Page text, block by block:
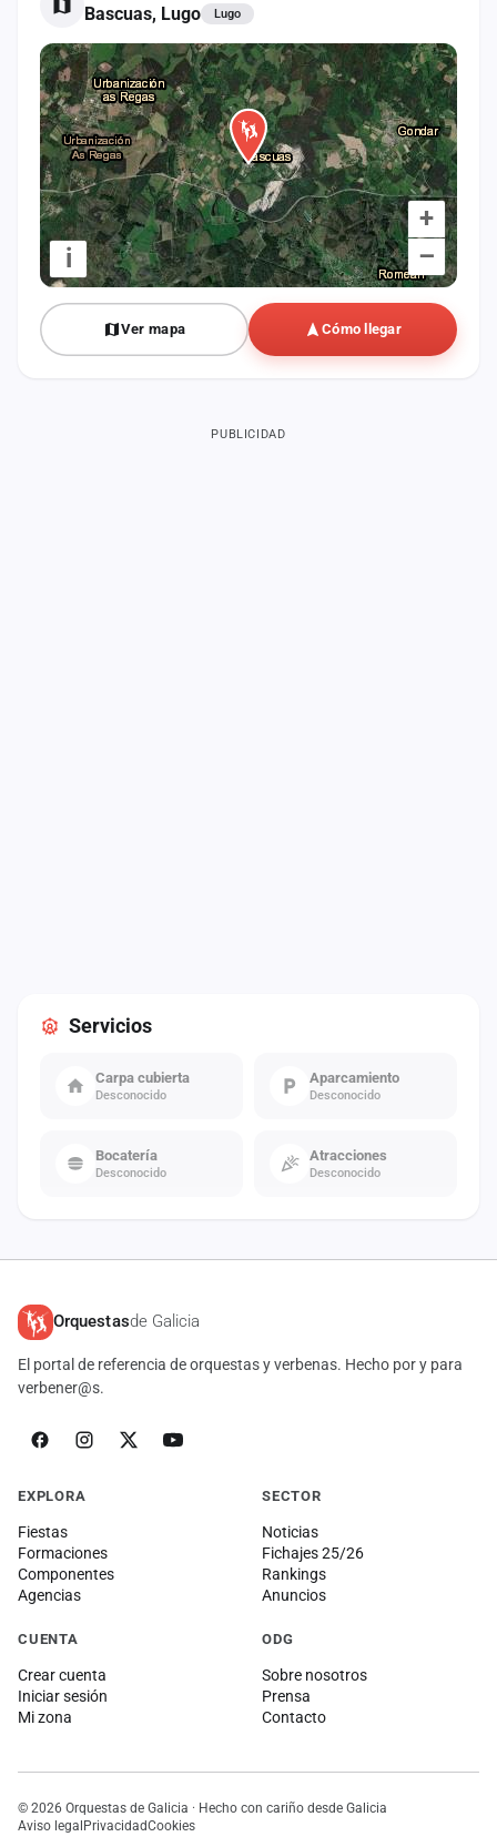
Bascuas, Lugo Lugo
+
–
i
Ver mapa Cómo llegar
Servicios
Carpa cubierta
Desconocido
Aparcamiento
Desconocido
Bocatería
Desconocido
Atracciones
Desconocido
PUBLICIDAD
Orquestasde Galicia
El portal de referencia de orquestas y verbenas. Hecho por y para
verbener@s.
EXPLORA
Fiestas
Formaciones
Componentes
Agencias
SECTOR
Noticias
Fichajes 25/26
Rankings
Anuncios
CUENTA
Crear cuenta
Iniciar sesión
Mi zona
ODG
Sobre nosotros
Prensa
Contacto
© 2026 Orquestas de Galicia · Hecho con cariño desde Galicia
Aviso legalPrivacidadCookies